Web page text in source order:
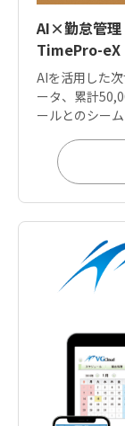
AI×勤怠管理
TimePro-eX
AIを活用した
ータ、累計
ールとのシー